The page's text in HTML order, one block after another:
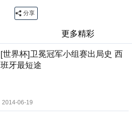
分享
更多精彩
[世界杯]卫冕冠军小组赛出局史 西
班牙最短途
2014-06-19